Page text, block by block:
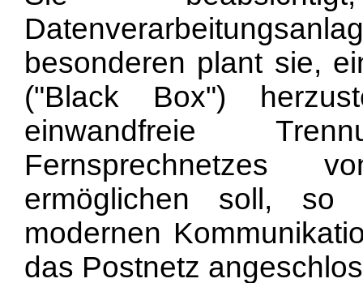
besonderen plant sie,
("Black Box")
einwandfreie
Fernsprechnetzes
ermöglichen soll, so
modernen
das Postnetz